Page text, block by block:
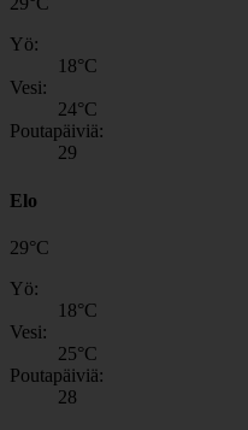
Yö:
18°C
Vesi:
24°C
Poutapäiviä:
29
Elo
29°C
Yö:
18°C
Vesi:
25°C
Poutapäiviä:
28